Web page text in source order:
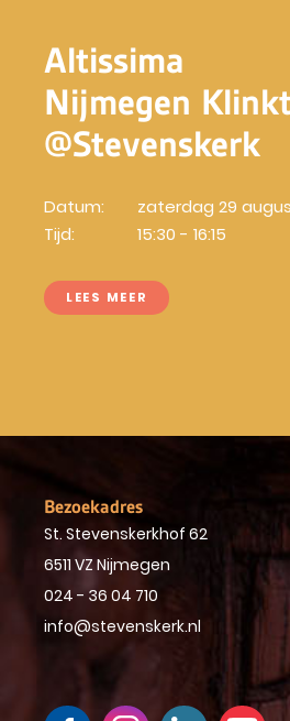
Altissima
Nijmegen
@Stevenskerk
Datum:
Tijd:
zaterdag 29
15:30 - 16:15
LEES MEER
Bezoekadres
St. Stevenskerkhof 62
6511 VZ Nijmegen
024 - 36 04 710
info@stevenskerk.nl